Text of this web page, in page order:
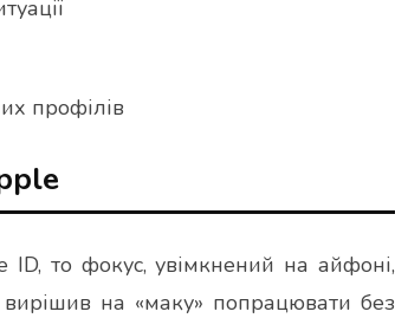
профілів
то фокус, увімкнений на айфоні,
на «маку» попрацювати без